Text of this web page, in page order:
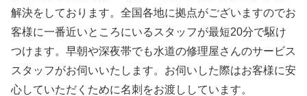
解決をしております。全国各地に拠点がございますのでお
客様に一番近いところにいるスタッフが最短20分で駆け
つけます。早朝や深夜帯でも水道の修理屋さんのサービス
スタッフがお伺いいたします。お伺いした際はお客様に安
心していただくために名刺をお渡ししています。